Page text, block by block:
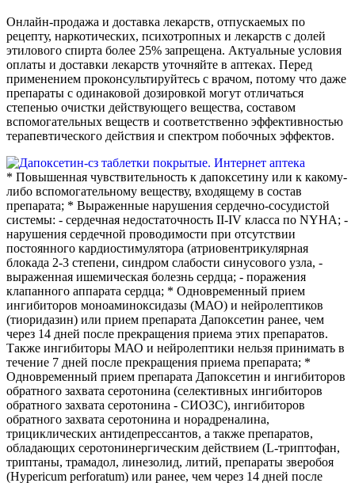
Онлайн-продажа и доставка лекарств, отпускаемых по
рецепту, наркотических, психотропных и лекарств с долей
этилового спирта более 25% запрещена. Актуальные условия
оплаты и доставки лекарств уточняйте в аптеках. Перед
применением проконсультируйтесь с врачом, потому что даже
препараты с одинаковой дозировкой могут отличаться
степенью очистки действующего вещества, составом
вспомогательных веществ и соответственно эффективностью
терапевтического действия и спектром побочных эффектов.
* Повышенная чувствительность к дапоксетину или к какому-
либо вспомогательному веществу, входящему в состав
препарата; * Выраженные нарушения сердечно-сосудистой
системы: - сердечная недостаточность II-IV класса по NYHA; -
нарушения сердечной проводимости при отсутствии
постоянного кардиостимулятора (атриовентрикулярная
блокада 2-3 степени, синдром слабости синусового узла, -
выраженная ишемическая болезнь сердца; - поражения
клапанного аппарата сердца; * Одновременный прием
ингибиторов моноаминоксидазы (МАО) и нейролептиков
(тиоридазин) или прием препарата Дапоксетин ранее, чем
через 14 дней после прекращения приема этих препаратов.
Также ингибиторы МАО и нейролептики нельзя принимать в
течение 7 дней после прекращения приема препарата; *
Одновременный прием препарата Дапоксетин и ингибиторов
обратного захвата серотонина (селективных ингибиторов
обратного захвата серотонина - СИОЗС), ингибиторов
обратного захвата серотонина и норадреналина,
трициклических антидепрессантов, а также препаратов,
обладающих серотонинергическим действием (L-триптофан,
триптаны, трамадол, линезолид, литий, препараты зверобоя
(Hypericum perforatum) или ранее, чем через 14 дней после